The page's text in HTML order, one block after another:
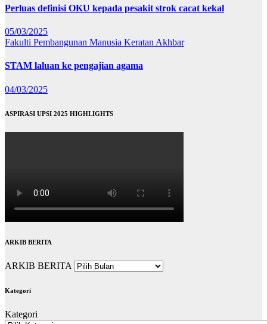
Perluas definisi OKU kepada pesakit strok cacat kekal
05/03/2025
Fakulti Pembangunan Manusia Keratan Akhbar
STAM laluan ke pengajian agama
04/03/2025
ASPIRASI UPSI 2025 HIGHLIGHTS
ARKIB BERITA
ARKIB BERITA
Kategori
Kategori